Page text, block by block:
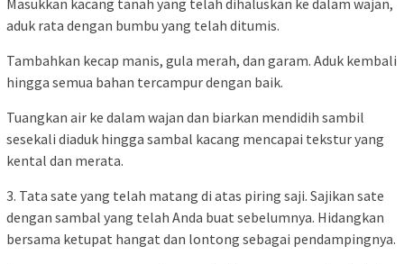
Masukkan kacang tanah yang telah dihaluskan ke dalam wajan,
aduk rata dengan bumbu yang telah ditumis.
Tambahkan kecap manis, gula merah, dan garam. Aduk kembali
hingga semua bahan tercampur dengan baik.
Tuangkan air ke dalam wajan dan biarkan mendidih sambil
sesekali diaduk hingga sambal kacang mencapai tekstur yang
kental dan merata.
3. Tata sate yang telah matang di atas piring saji. Sajikan sate
dengan sambal yang telah Anda buat sebelumnya. Hidangkan
bersama ketupat hangat dan lontong sebagai pendampingnya.